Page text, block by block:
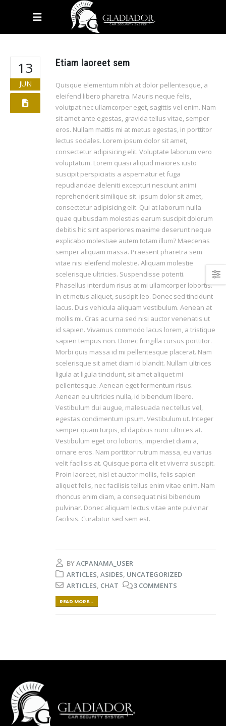
TAG -CHAT
13
JUN
Etiam laoreet sem
Quisque elementum nibh at dolor pellentesque, a
eleifend libero pharetra. Mauris neque felis,
volutpat nec ullamcorper eget, sagittis vel enim. Nam
sit amet ante egestas, gravida tellus vitae, semper
eros. Nullam mattis mi at metus egestas, in porttitor
lectus sodales. Lorem ipsum dolor sit amet,
consectetur adipisicing elit. Voluptate laborum vero
voluptatum. Lorem quasi aliquid maiores iusto
suscipit perspiciatis a aspernatur et fuga
repudiandae deleniti excepturi nesciunt animi
reprehenderit similique sit. ipsum dolor sit amet,
consectetur adipisicing elit. Qui at laborum nulla
quae quibusdam molestias earum suscipit dolorum
debitis hic sint asperiores maxime deserunt neque
explicabo molestiae autem totam illum? Maecenas
semper aliquam massa. Praesent pharetra sem
vitae nisi eleifend molestie. Aliquam molestie
scelerisque ultricies. Suspendisse potenti.
Phasellus interdum risus at mi ullamcorper lobortis.
In et metus aliquet, suscipit leo. Donec sed tincidunt
lacus. Duis vehicula aliquam vestibulum. Aenean at
mollis mi. Cras ac urna sed nisi auctor venenatis ut
id sapien. Vivamus commodo lacus lorem, a tristique
sapien tempus non. Donec fringilla cursus porttitor.
Morbi quis massa id mi pellentesque placerat. Nam
scelerisque sit amet diam id blandit. Nullam ultrices
ligula at ligula tincidunt, sit amet aliquet mi
pellentesque. Aenean eget fermentum risus.
Aenean eu ultricies nulla, id bibendum libero.
Vestibulum dui augue, malesuada nec tellus vel,
egestas condimentum ipsum. Vestibulum ut. Integer
semper quam turpis, id dapibus nunc ultrices at.
Vestibulum eget orci lobortis, imperdiet diam a,
ornare eros. Nam porttitor rutrum massa, eu varius
velit facilisis at. Quisque porta elit et viverra suscipit.
Proin laoreet, nisl et auctor mollis, felis sapien
aliquet felis, nec facilisis tellus enim vitae enim. Nam
rhoncus enim diam, a consequat nisi bibendum
pulvinar. Donec aliquam lectus vitae ante pulvinar
facilisis. Curabitur sed sem est.
BYACPANAMA_USER
ARTICLES, ASIDES, UNCATEGORIZED
ARTICLES, CHAT 3 COMMENTS
READ MORE...